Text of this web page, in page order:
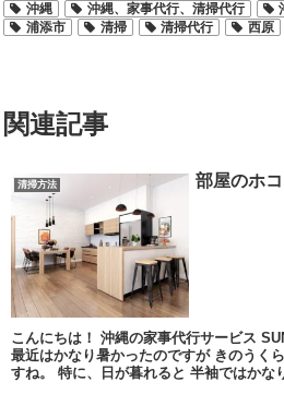
沖縄
沖縄、家事代行、清掃代行
浦添市
清掃 清掃代行 西原
関連記事
清掃方法 部屋のホ
こんにちは！ 沖縄の家事代行サービス
最近はかなり暑かったのですが きのうく
すね。 特に、日が暮れると 半袖ではかな